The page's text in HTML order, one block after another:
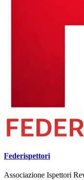
Federispettori
Associazione Ispettori